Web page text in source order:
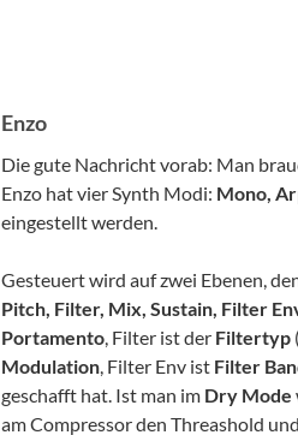
Enzo
Die gute Nachricht vorab: Man
Enzo hat vier Synth Modi: Mono,
eingestellt werden.
Gesteuert wird auf zwei Ebenen,
Pitch, Filter, Mix, Sustain, Filter
Portamento, Filter ist der Filtertyp
Modulation, Filter Env ist Filter
geschafft hat. Ist man im Dry Mode
am Compressor den Threashold